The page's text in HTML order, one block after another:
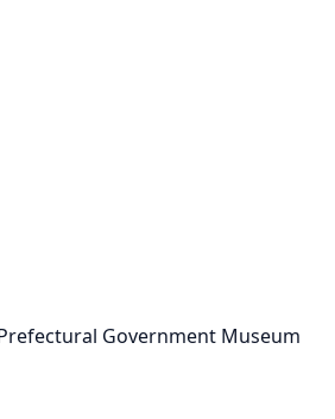
Government Museum